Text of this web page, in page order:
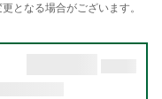
となる場合がございます。